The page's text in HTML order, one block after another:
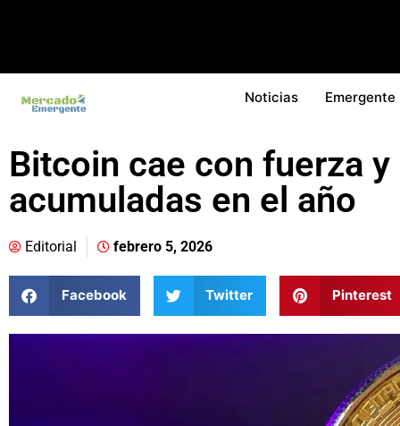
Noticias Emergente
Bitcoin cae con fuerza
acumuladas en el año
Editorial febrero 5, 2026
Facebook Twitter Pinterest